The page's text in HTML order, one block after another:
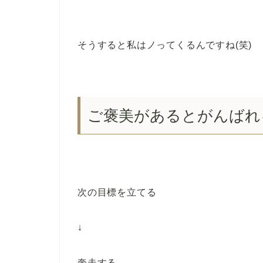
そうすると私はノってくるんですね(笑)
ご褒美があるとがんば
次の目標を立てる
↓